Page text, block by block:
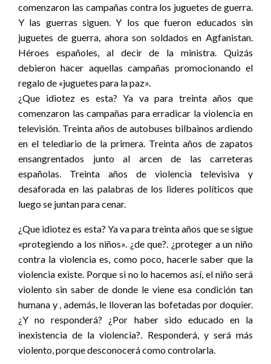
comenzaron las campañas contra los juguetes de guerra.
Y las guerras siguen. Y los que fueron educados sin
juguetes de guerra, ahora son soldados en Agfanistan.
Héroes españoles, al decir de la ministra. Quizás
debieron hacer aquellas campañas promocionando el
regalo de «juguetes para la paz».
¿Que idiotez es esta? Ya va para treinta años que
comenzaron las campañas para erradicar la violencia en
televisión. Treinta años de autobuses bilbainos ardiendo
en el telediario de la primera. Treinta años de zapatos
ensangrentados junto al arcen de las carreteras
españolas. Treinta años de violencia televisiva y
desaforada en las palabras de los lideres políticos que
luego se juntan para cenar.
¿Que idiotez es esta? Ya va para treinta años que se sigue
«protegiendo a los niños». ¿de que?. ¿proteger a un niño
contra la violencia es, como poco, hacerle saber que la
violencia existe. Porque si no lo hacemos así, el niño será
violento sin saber de donde le viene esa condición tan
humana y , además, le lloveran las bofetadas por doquier.
¿Y no responderá? ¿Por haber sido educado en la
inexistencia de la violencia?. Responderá, y será más
violento, porque desconocerá como controlarla.